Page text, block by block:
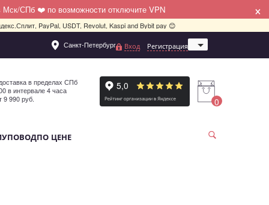
Мск/СПб ❤️ по возможности отключите VPN ×
PayPal, USDT, Revolut, Kaspi and Bybit pay 😊
Санкт-Петербург
Москва
Вход Регистрация
в пределах СПб
в интервале 4 часа
9 990 руб.
0
ПОВОДПО ЦЕНЕ